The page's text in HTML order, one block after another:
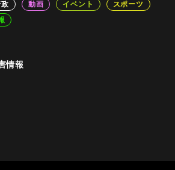
動画 イベント
スポーツ
情報